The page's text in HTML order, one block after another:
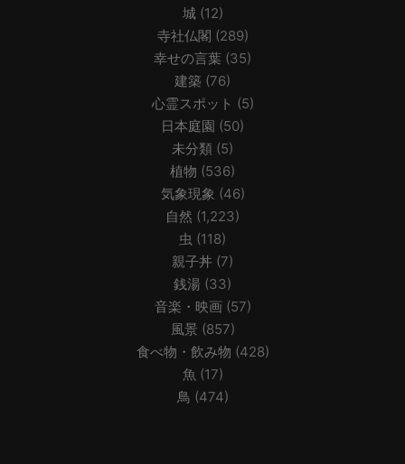
城(12)
寺社仏閣 (289)
幸せの言葉 (35)
建築 (76)
心霊スポット (5)
日本庭園 (50)
未分類 (5)
植物 (536)
気象現象 (46)
自然 (1,223)
虫 (118)
親子丼 (7)
銭湯 (33)
音楽・映画 (57)
風景(857)
食べ物・飲み物 (428)
魚 (17)
鳥 (474)